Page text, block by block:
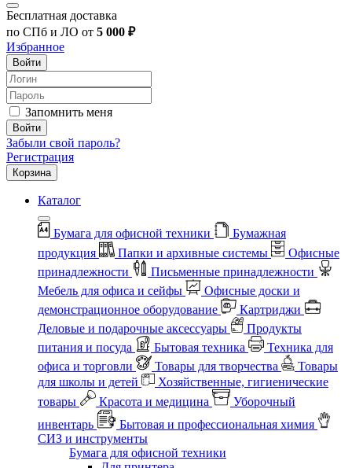
Бесплатная доставка
по СПб и ЛО от 5 000 ₽
Избранное
Войти
Запомнить меня
Войти
Забыли свой пароль?
Регистрация
Корзина
Каталог
Бумага для офисной техники
Бумажная
продукция
Папки и архивные системы
Офисные
принадлежности
Письменные принадлежности
Мебель для офиса и сейфы
Офисные доски и
демонстрационное оборудование
Картриджи
Деловые и подарочные аксессуары
Продукты
питания и посуда
Бытовая техника
Техника для
офиса и торговли
Товары для творчества
Товары
для школы и детей
Хозяйственные, гигиенические
товары
Красота и медицина
Уборочный
инвентарь
Бытовая и профессиональная химия
СИЗ и инструменты
Бумага для офисной техники